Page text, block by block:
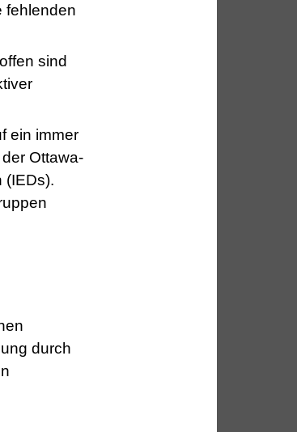
fehlenden
sind
ein immer
Ottawa-
(IEDs).
durch